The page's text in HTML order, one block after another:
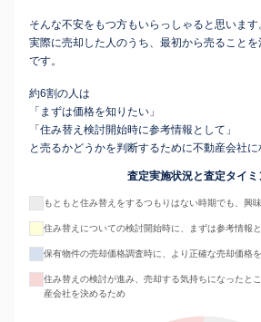
そんな不安をもつ方もいらっしゃると思います
実際に売却した人のうち、最初から売ること
です。
約6割の人は
「まずは価格を知りたい」
「住み替え検討開始時に参考情報として」
と売るかどうかを判断するために不動産会社に
査定実施状況と査定タイミ
もともと住み替えをするつもりはない時期でも、興
住み替えについての検討開始時に、まずは参考情報
保有物件の売却価格調査時に、より正確な売却価格
住み替えの検討が進み、売却する気持ちになったと
産会社を決めるため